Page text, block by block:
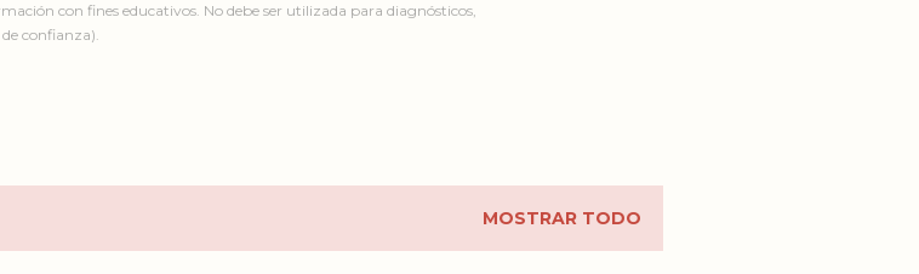
con fines educativos. No debe ser utilizada para diagnósticos,
confianza).
MOSTRAR TODO